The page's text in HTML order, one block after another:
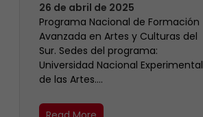
26 de abril de 2025
Programa Nacional de Formación
Avanzada en Artes y Culturas del
Sur. Sedes del programa:
Universidad Nacional Experimental
de las Artes.…